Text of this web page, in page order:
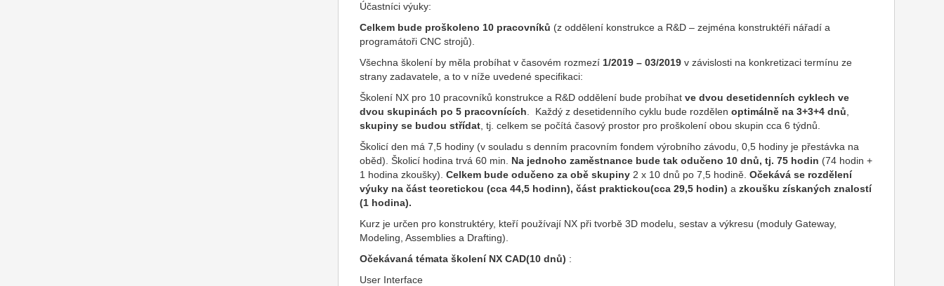
Účastníci výuky:
Celkem bude proškoleno 10 pracovníků (z oddělení konstrukce a R&D – zejména konstruktéři nářadí a
programátoři CNC strojů).
Všechna školení by měla probíhat v časovém rozmezí 1/2019 – 03/2019v závislosti na konkretizaci termínu ze
strany zadavatele, a to v níže uvedené specifikaci:
Školení NX pro 10 pracovníků konstrukce a R&D oddělení bude probíhatve dvou desetidenních cyklech ve
dvou skupinách po 5 pracovnících . Každý z desetidenního cyklu bude rozdělen optimálně na 3+3+4 dnů
skupiny se budou střídat , tj. celkem se počítá časový prostor pro proškolení obou skupin cca 6 týdnů.
Školicí den má 7,5 hodiny (v souladu s denním pracovním fondem výrobního závodu, 0,5 hodiny je přestávka na
oběd). Školicí hodina trvá 60 min. Na jednoho zaměstnance bude tak odučeno 10 dnů, tj. 75 hodin (74 hodin +
1 hodina zkoušky).Celkem bude odučeno za obě skupiny 2 x 10 dnů po 7,5 hodině.Očekává se rozdělení
výuky na část teoretickou (cca 44,5 hodinn), část praktickou(cca 29,5 hodin)azkoušku získaných znalostí
(1 hodina).
Kurz je určen pro konstruktéry, kteří používají NX při tvorbě 3D modelu, sestav a výkresu (moduly Gateway,
Modeling, Assemblies a Drafting).
Očekávaná témata školení NX CAD(10 dnů) :
User Interface